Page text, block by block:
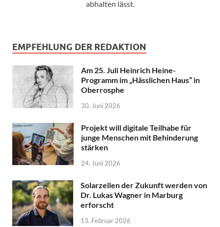
abhalten lässt.
EMPFEHLUNG DER REDAKTION
Am 25. Juli Heinrich Heine-
Programm im „Hässlichen Haus“ in
Oberrosphe
30. Juni 2026
Projekt will digitale Teilhabe für
junge Menschen mit Behinderung
stärken
24. Juni 2026
Solarzellen der Zukunft werden von
Dr. Lukas Wagner in Marburg
erforscht
13. Februar 2026